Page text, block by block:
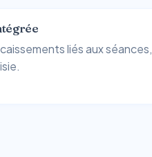
liés aux séances,